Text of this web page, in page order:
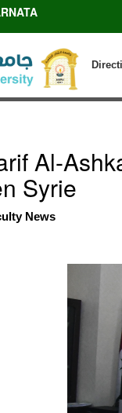
Al-
Syrie
News